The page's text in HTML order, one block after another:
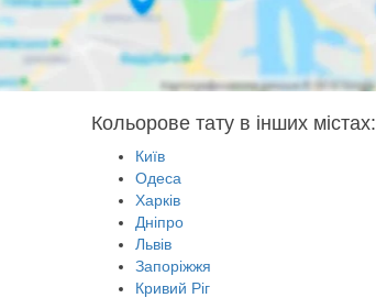
Кольорове тату в інших містах:
Київ
Одеса
Харків
Дніпро
Львів
Запоріжжя
Кривий Ріг